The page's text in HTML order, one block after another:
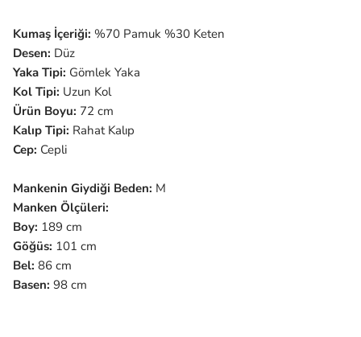
Kumaş İçeriği: %70 Pamuk %30 Keten
Desen: Düz
Yaka Tipi: Gömlek Yaka
Kol Tipi: Uzun Kol
Ürün Boyu: 72 cm
Kalıp Tipi: Rahat Kalıp
Cep: Cepli
Mankenin Giydiği Beden: M
Manken Ölçüleri:
Boy: 189 cm
Göğüs: 101 cm
Bel: 86 cm
Basen: 98 cm